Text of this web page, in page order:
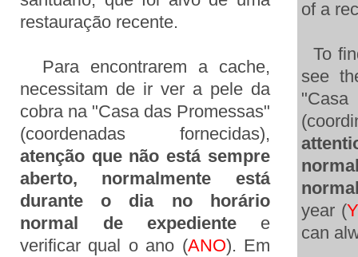
restauração recente.
Para encontrarem a cache,
necessitam de ir ver a pele da
cobra na "Casa das Promessas"
(coordenadas fornecidas),
atenção que não está sempre
aberto, normalmente está
durante o dia no horário
normal de expediente
e
verificar qual o ano (ANO). Em
of a
To
see
year (
can